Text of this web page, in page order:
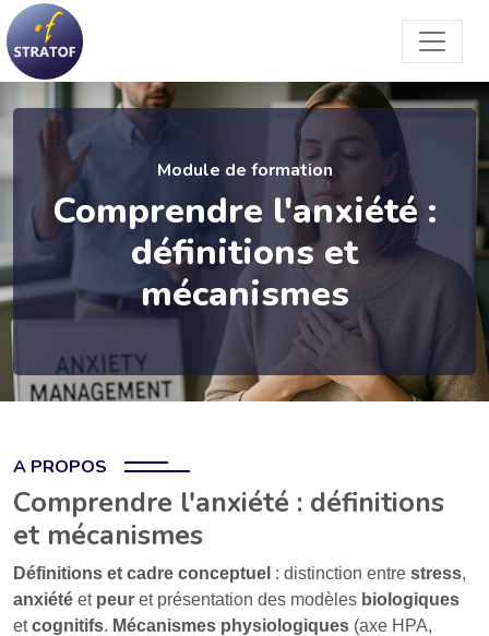
Module de formation
Comprendre l'anxiété :
définitions et
mécanismes
A PROPOS
Comprendre l'anxiété : définitions
et mécanismes
Définitions et cadre conceptuel : distinction entre stress,
anxiété et peur et présentation des modèles biologiques
etcognitifs. Mécanismes physiologiques (axe HPA,